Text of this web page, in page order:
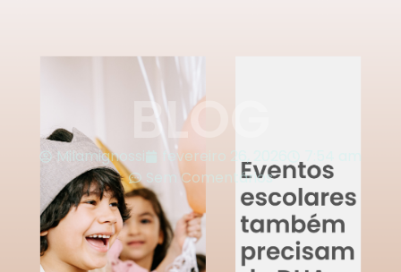
BLOG
Milamignossi fevereiro 26, 2026
Sem Comentários